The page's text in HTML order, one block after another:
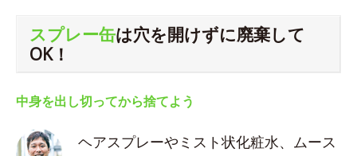
スプレー缶は穴を開けずに廃棄して
OK！
中身を出し切ってから捨てよう
ヘアスプレーやミスト状化粧水、ムース